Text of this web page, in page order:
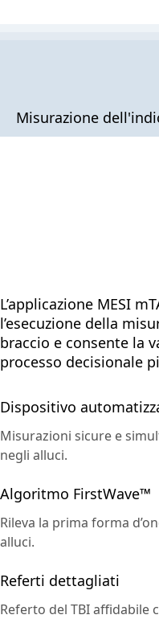
Misurazione
L’applicazione MESI
l’esecuzione della
braccio e consente la
processo decisionale
Dispositivo
Misurazioni sicure e
negli alluci.
Algoritmo FirstWave™
Rileva la prima forma
alluci.
Referti dettagliati
Referto del TBI affidabile